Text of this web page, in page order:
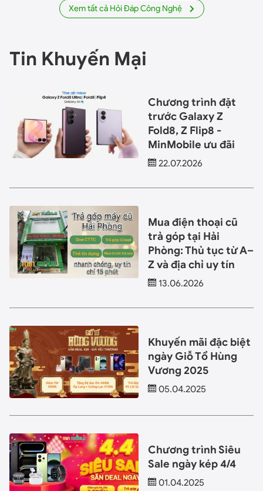
Xem tất cả Hỏi Đáp Công Nghệ
Tin Khuyến Mại
Chương trình đặt
trước Galaxy Z
Fold8, Z Flip8 -
MinMobile ưu đãi
22.07.2026
Mua điện thoại cũ
trả góp tại Hải
Phòng: Thủ tục từ A–
Z và địa chỉ uy tín
13.06.2026
Khuyến mãi đặc biệt
ngày Giỗ Tổ Hùng
Vương 2025
05.04.2025
Chương trình Siêu
Sale ngày kép 4/4
01.04.2025